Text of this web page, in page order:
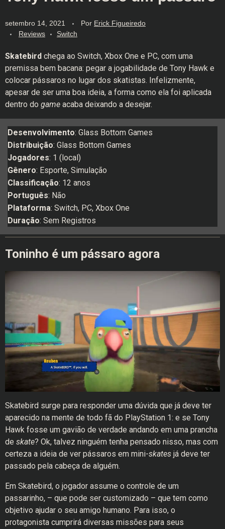
setembro 14, 2021 Por Erick Figueiredo
Reviews
Switch
Skatebird chega ao Switch, Xbox One e PC, com uma
premissa bem bacana: pegar a jogabilidade de Tony Hawk e
colocar pássaros no lugar dos skatistas. Infelizmente,
apesar de ser uma boa ideia, a forma como ela foi aplicada
dentro do game acaba deixando a desejar.
Desenvolvimento: Glass Bottom Games
Distribuição: Glass Bottom Games
Jogadores: 1 (local)
Gênero: Esporte, Simulação
Classificação: 12 anos
Português: Não
Plataforma: Switch, PC, Xbox One
Duração: Sem Registros
Toninho é um pássaro agora
Skatebird surge para responder uma dúvida que já deve ter
aparecido na mente de todo fã do PlayStation 1: e se Tony
Hawk fosse um gavião de verdade andando em uma prancha
de skate? Ok, talvez ninguém tenha pensado nisso, mas com
certeza a ideia de ver pássaros em mini-skates já deve ter
passado pela cabeça de alguém.
Em Skatebird, o jogador assume o controle de um
passarinho, – que pode ser customizado – que tem como
objetivo ajudar o seu amigo humano. Para isso, o
protagonista cumprirá diversas missões para seus